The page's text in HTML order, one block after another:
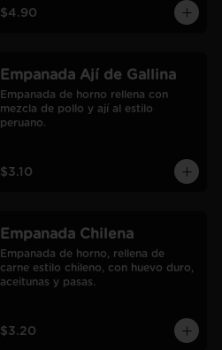
$4.90
Empanada Ají de Gallina
Empanada de horno rellena con
mezcla de pollo y ají al estilo
peruano.
$3.10
Empanada Chilena
Empanada de horno, rellena de
carne estilo chileno, con huevo duro,
aceitunas y pasas.
$3.20